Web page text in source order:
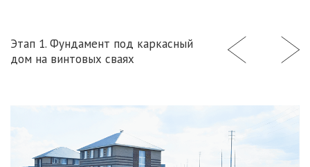
Этап 1. Фундамент под каркасный
дом на винтовых сваях